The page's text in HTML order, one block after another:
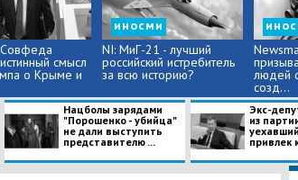
смысл
о Крыме и
иносми
NI: МиГ-21 - лучший
российский истребитель
за всю историю? людей
созд...
Нацболы зарядами
"Порошенко - убийца"
не дали выступить
представителю ...
Экс-
из
привлек